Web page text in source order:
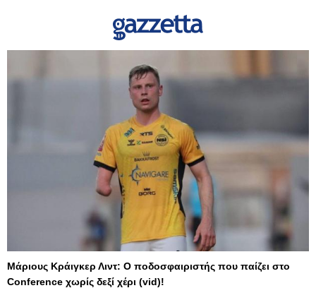
Μάριους Κράιγκερ Λιντ: Ο ποδοσφαιριστής που παίζει στο
Conference χωρίς δεξί χέρι (vid)!